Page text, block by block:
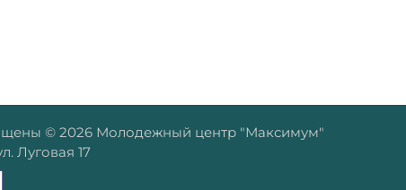
© 2026 Молодежный центр "Максимум"
Луговая 17